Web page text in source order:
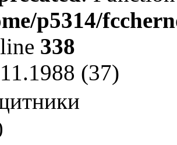
p5314/
338
(37)